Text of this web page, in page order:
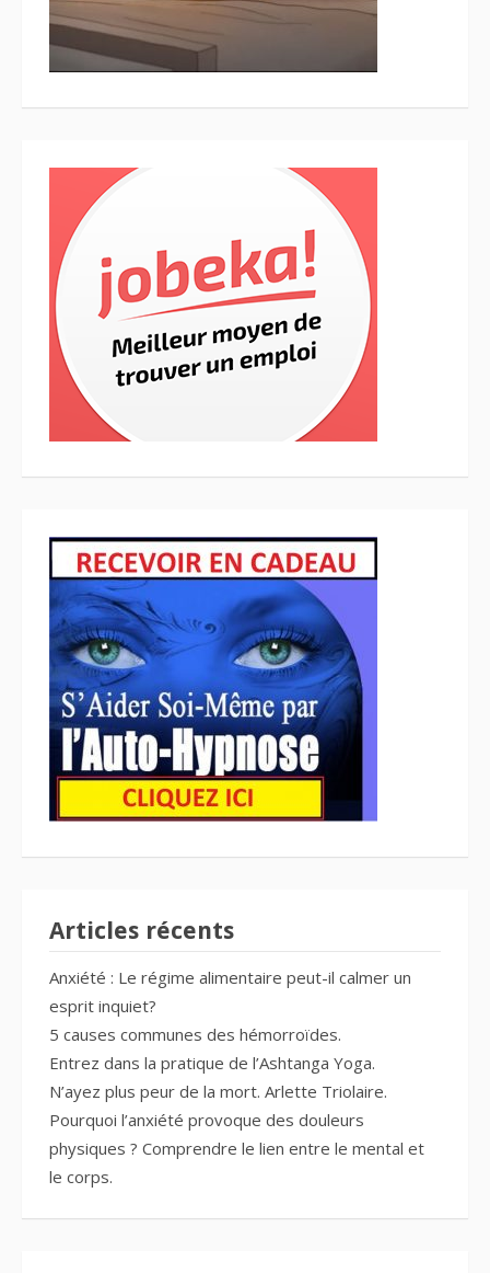
Articles récents
Anxiété : Le régime alimentaire peut-il calmer un
esprit inquiet?
5 causes communes des hémorroïdes.
Entrez dans la pratique de l’Ashtanga Yoga.
N’ayez plus peur de la mort. Arlette Triolaire.
Pourquoi l’anxiété provoque des douleurs
physiques ? Comprendre le lien entre le mental et
le corps.